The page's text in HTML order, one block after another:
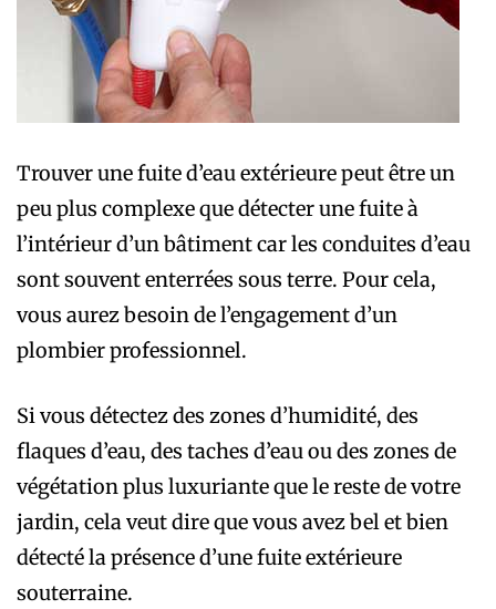
Trouver une fuite d’eau extérieure peut être un
peu plus complexe que détecter une fuite à
l’intérieur d’un bâtiment car les conduites d’eau
sont souvent enterrées sous terre. Pour cela,
vous aurez besoin de l’engagement d’un
plombier professionnel.
Si vous détectez des zones d’humidité, des
flaques d’eau, des taches d’eau ou des zones de
végétation plus luxuriante que le reste de votre
jardin, cela veut dire que vous avez bel et bien
détecté la présence d’une fuite extérieure
souterraine.